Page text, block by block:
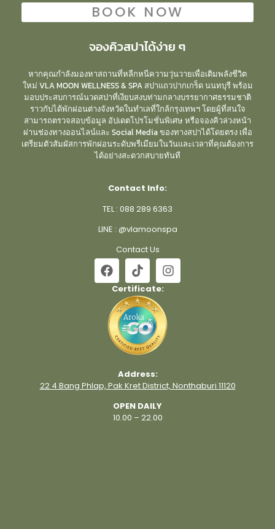
BOOK NOW
จองคิวสปาได้ง่าย ๆ
หากคุณกำลังมองหาสถานที่หลีกหนีความวุ่นวายเพื่อเติมพลังชีวิต
ใหม่ VLA MOON WELLNESS & SPA สปาแถวปากเกร็ด นนทบุรี พร้อม
มอบประสบการณ์นวดสปาที่เงียบสงบท่ามกลางบรรยากาศธรรมชาติ
ราวกับได้พักผ่อนต่างจังหวัดในทำเลที่ใกล้กรุงเทพฯ โดยผู้ที่สนใจ
สามารถตรวจสอบข้อมูล อัปเดตโปรโมชั่นพิเศษ หรือจองคิวล่วงหน้า
ผ่านช่องทางออนไลน์และ Social Media ของทางสปาได้โดยตรง เพื่อ
เตรียมตัวสัมผัสการพักผ่อนระดับพรีเมียมในวันและเวลาที่คุณต้องการ
ได้อย่างสะดวกสบายทันที
Contact Info:
TEL : 088 289 6363
LINE : @vlamoonspa
Contact Us
Certificate:
Address:
22 4 Bang Phlap, Pak Kret District, Nonthaburi 11120
OPEN DAILY
10.00 – 22.00